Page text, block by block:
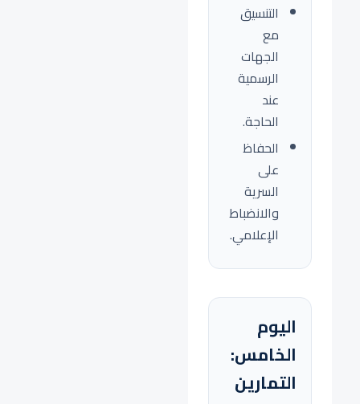
التنسيق
مع
الجهات
الرسمية
عند
الحاجة.
الحفاظ
على
السرية
والانضباط
الإعلامي.
اليوم
الخامس:
التمارين